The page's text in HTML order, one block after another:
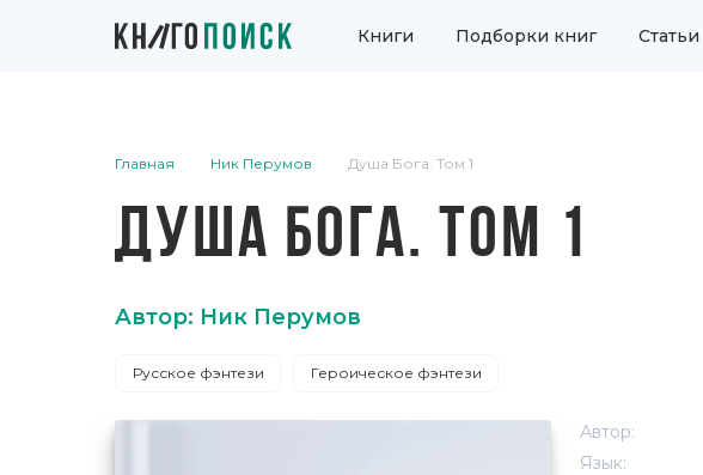
Книги Подборки книг Статьи
Главная Ник Перумов Душа Бога. Том 1
ДУША БОГА. ТОМ 1
Автор: Ник Перумов
Русское фэнтези Героическое фэнтези
Автор:
Язык: